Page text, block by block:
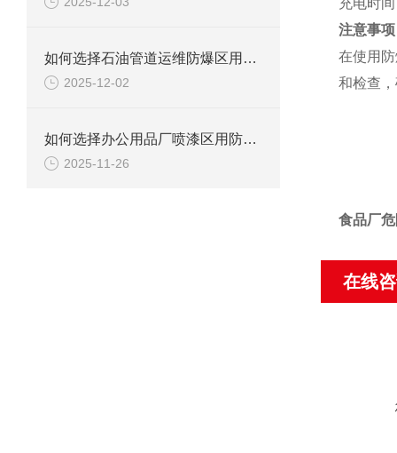
如何选择石油管道运维防爆区用防爆柜？
2025-12-02
如何选择办公用品厂喷漆区用防爆柜？
2025-11-26
充电时间
注意事
在使用
和检查
食品厂
在线